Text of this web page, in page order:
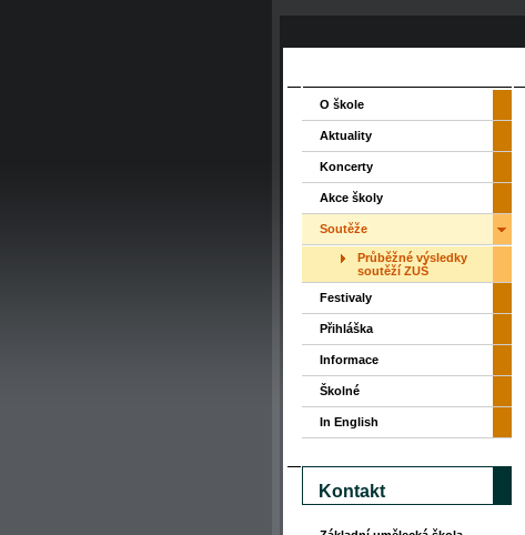
O škole
Aktuality
Koncerty
Akce školy
Soutěže
Průběžné výsledky
soutěží ZUŠ
Festivaly
Přihláška
Informace
Školné
In English
Kontakt